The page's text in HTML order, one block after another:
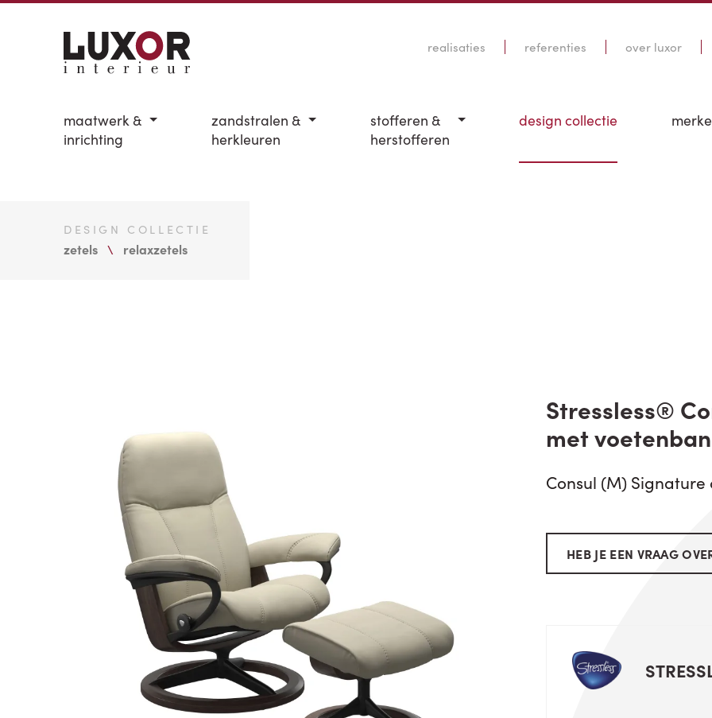
realisaties referenties over luxor
maatwerk &
inrichting
zandstralen &
herkleuren
stofferen &
herstofferen
design collectie
DESIGN COLLECTIE
zetels relaxzetels
Stressless®
met
Consul (M)
HEB JE EEN VRAAG